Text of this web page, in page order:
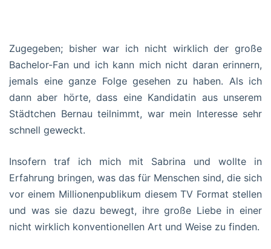
Zugegeben; bisher war ich nicht wirklich der große
Bachelor-Fan und ich kann mich nicht daran erinnern,
jemals eine ganze Folge gesehen zu haben. Als ich
dann aber hörte, dass eine Kandidatin aus unserem
Städtchen Bernau teilnimmt, war mein Interesse sehr
schnell geweckt.
Insofern traf ich mich mit Sabrina und wollte in
Erfahrung bringen, was das für Menschen sind, die sich
vor einem Millionenpublikum diesem TV Format stellen
und was sie dazu bewegt, ihre große Liebe in einer
nicht wirklich konventionellen Art und Weise zu finden.